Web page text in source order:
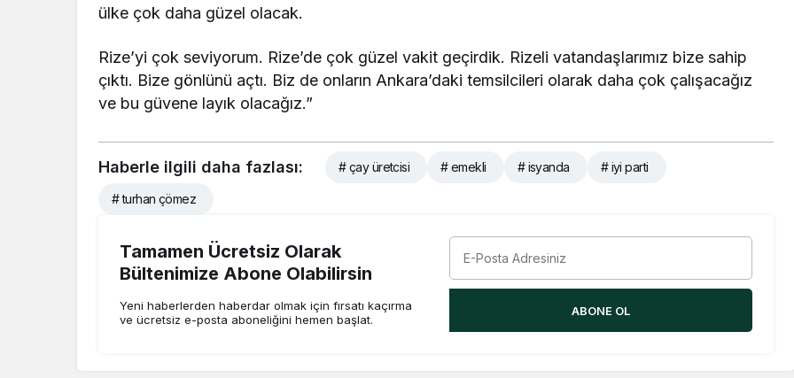
ülke çok daha güzel olacak.
Rize’yi çok seviyorum. Rize’de çok güzel vakit geçirdik. Rizeli vatandaşlarımız bize sahip
çıktı. Bize gönlünü açtı. Biz de onların Ankara’daki temsilcileri olarak daha çok çalışacağız
ve bu güvene layık olacağız.”
Haberle ilgili daha fazlası: # çay üretcisi # emekli # isyanda # iyi parti
# turhan çömez
Tamamen Ücretsiz Olarak
Bültenimize Abone Olabilirsin
Yeni haberlerden haberdar olmak için fırsatı kaçırma
ve ücretsiz e-posta aboneliğini hemen başlat.
ABONE OL